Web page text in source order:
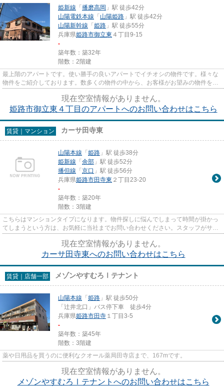
姫新線 「播磨高岡 」駅 徒歩42分
山陽電鉄本線 「山陽姫路 」駅 徒歩42分
山陽新幹線 「姫路 」駅 徒歩55分
兵庫県姫路市御立東 ４丁目9-15
-
築年数：築32年
階数：2階建
最上階のアパートです。使い勝手の良いアパートでイチオシの物件です。様々な
物件をご紹介しております。数多くの物件の中から、お客様がお望みの物件をお
選び下さい。私たちがサポー...
現在空室情報がありません。
姫路市御立東４丁目のアパートへのお問い合わせはこちら
賃貸｜マンション カーサ田寺東
山陽本線 「姫路 」駅 徒歩38分
姫新線 「余部 」駅 徒歩52分
播但線 「京口 」駅 徒歩56分
兵庫県姫路市田寺東 ２丁目23-20
-
築年数：築20年
階数：3階建
こちらはマンションタイプになります。物件探しに悩んでしまって時間が掛かっ
てしまうという方は、お気軽に当社までお問い合わせください。スタッフがサポ
ートさせていただきます。
現在空室情報がありません。
カーサ田寺東へのお問い合わせはこちら
賃貸｜店舗一部 メゾンやすむろⅠテナント
山陽本線 「姫路 」駅 徒歩50分
「辻井北口」バス停下車 徒歩4分
兵庫県姫路市田寺 １丁目3-5
-
築年数：築45年
階数：3階建
薬や日用品を買うのに便利なクオール薬局田寺店まで、167mです。
現在空室情報がありません。
メゾンやすむろⅠテナントへのお問い合わせはこちら